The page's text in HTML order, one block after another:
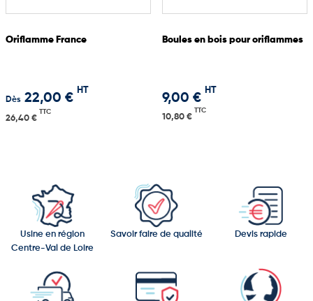
Oriflamme France
Dès 22,00 €
HT
26,40 €
TTC
Boules en bois pour oriflammes
9,00 €
HT
10,80 €
TTC
Usine en région
Centre-Val de Loire
Savoir faire de qualité Devis rapide